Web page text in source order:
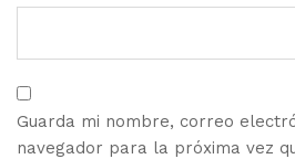
Guarda mi nombre, correo
navegador para la próxima vez